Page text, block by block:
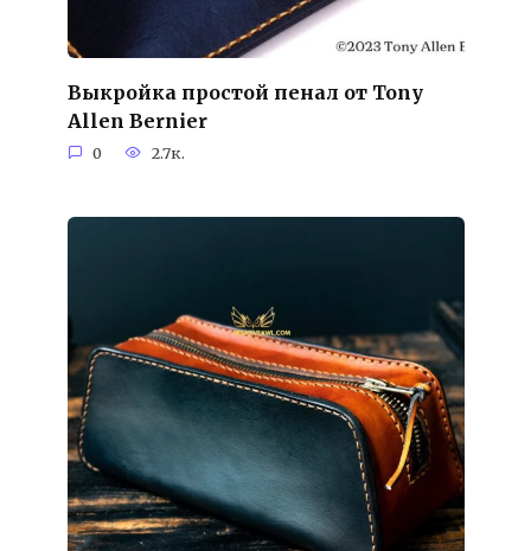
Выкройка простой пенал от Tony
Allen Bernier
0 2.7к.